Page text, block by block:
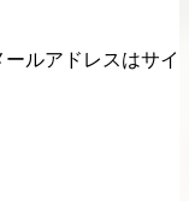
ルアドレスはサイ